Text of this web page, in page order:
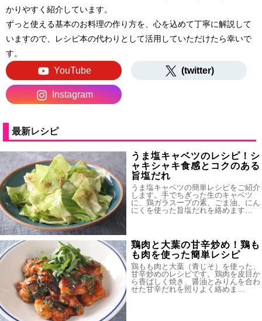
かりやすく紹介しています。
ずっと使える基本のお料理の作り方を、心を込めて丁寧に解説して
いますので、レシピ本の代わりとして活用していただけたら幸いで
す。
YouTube (twitter)
Instagram
最新レシピ
うま塩キャベツのレシピ！シ
ャキシャキ食感とコクのある
旨塩だれ
うま塩キャベツの簡単レシピをご紹介
します。手でちぎった生のキャベツ
に、鶏ガラスープの素、ごま油、にん
にくを使った旨塩だれを絡めます…
鶏肉と大葉の甘辛炒め！鶏も
も肉を使った簡単レシピ
鶏もも肉と大葉（青じそ）を使った、
甘辛炒めのレシピです。鶏肉を皮目か
ら香ばしく焼き、醤油とみりんを合わ
せた甘辛だれを照りよく絡めま…